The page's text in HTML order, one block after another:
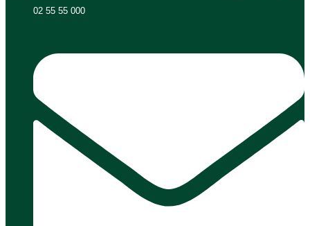
02 55 55 000